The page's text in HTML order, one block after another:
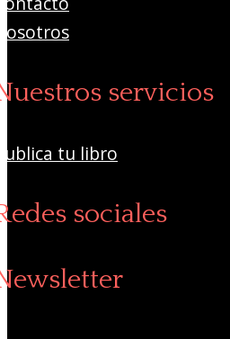
servicios
tu libro
sociales